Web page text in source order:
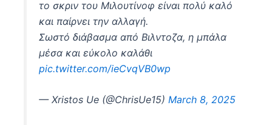
το σκριν του Μιλουτίνοφ είναι πολύ καλό
και παίρνει την αλλαγή.
Σωστό διάβασμα από Βιλντοζα, η μπάλα
μέσα και εύκολο καλάθι
pic.twitter.com/ieCvqVB0wp
— Xristos Ue (@ChrisUe15) March 8, 2025